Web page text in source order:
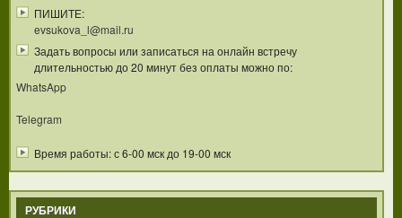
ПИШИТЕ:
evsukova_l@mail.ru
Задать вопросы или записаться на онлайн встречу
длительностью до 20 минут без оплаты можно по:
WhatsApp
Telegram
Время работы: с 6-00 мск до 19-00 мск
РУБРИКИ